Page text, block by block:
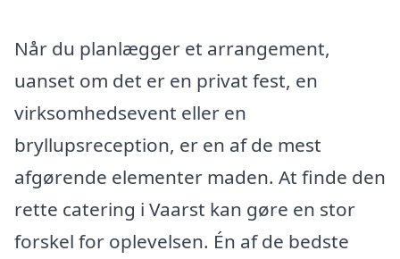
Når du planlægger et arrangement,
uanset om det er en privat fest, en
virksomhedsevent eller en
bryllupsreception, er en af de mest
afgørende elementer maden. At finde den
rette catering i Vaarst kan gøre en stor
forskel for oplevelsen. Én af de bedste